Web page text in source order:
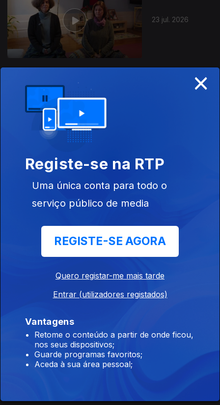
23 jul. 2026
21 jul. 2026
20 jul. 2026
×
Registe-se na RTP
Uma única conta para todo o
serviço público de media
REGISTE-SE AGORA
Quero registar-me mais tarde
Entrar (utilizadores registados)
Vantagens
Retome o conteúdo a partir de onde ficou,
nos seus dispositivos;
Guarde programas favoritos;
Aceda à sua área pessoal;